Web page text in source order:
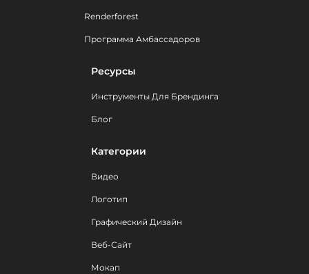
Renderforest
Программа Амбассадоров
Ресурсы
Инструменты Для Брендинга
Блог
Категории
Видео
Логотип
Графический Дизайн
Веб-Сайт
Мокап